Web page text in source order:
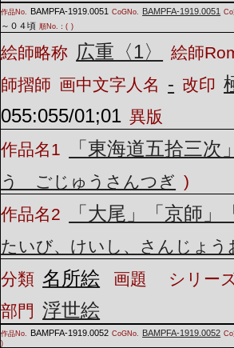
作品No. BAMPFA-1919.0051 CoGNo. BAMPFA-1919.0051
～０４頃 順No.：( )
絵師略称 広重〈1〉
絵師
師摺師 画中文字人名 - 改印
055:055/01;01 異版
作品名1
「東海道五拾三次
う ごじゅうさんつぎ )
作品名2
「大尾」「京師」
たいび、けいし、さんじょう
分類 名所絵 画題
シリー
部門 浮世絵
作品No. BAMPFA-1919.0052 CoGNo. BAMPFA-1919.0052
)